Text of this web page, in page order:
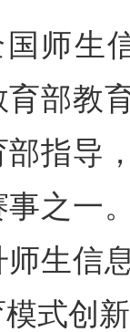
国师生
育部教
部指导
事之一
师生信
式创